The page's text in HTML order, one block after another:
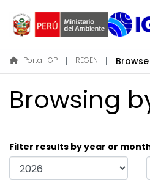
Portal IGP REGEN
Browsing
Filter results by year or